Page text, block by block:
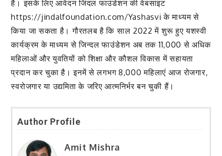
है। इसके लिए आवेदन जिंदल फाउंडेशन की वेबसाइट
https://jindalfoundation.com/Yashasvi के माध्यम से
किया जा सकता है। गौरतलब है कि साल 2022 में शुरू हुए यशस्वी
कार्यक्रम के माध्यम से जिन्दल फाउंडेशन अब तक 11,000 से अधिक
महिलाओं और युवतियों को शिक्षा और कौशल विकास में सहायता
प्रदान कर चुका है। इनमें से लगभग 8,000 महिलाएं आज रोजगार,
स्वरोजगार या उद्यमिता के जरिए आत्मनिर्भर बन चुकी हैं।
Author Profile
Amit Mishra